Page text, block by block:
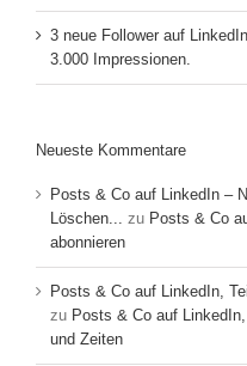
3 neue Follower auf
3.000 Impressionen.
Neueste Kommentare
Posts & Co auf LinkedIn –
Löschen... zu Posts & Co
abonnieren
Posts & Co auf LinkedIn,
zu Posts & Co auf
und Zeiten